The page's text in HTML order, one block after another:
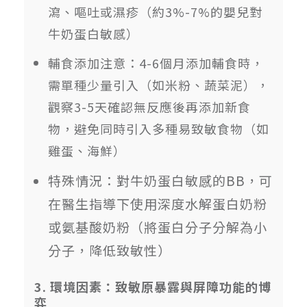
瀉、嘔吐或濕疹（約3%-7%的嬰兒對
牛奶蛋白敏感）
輔食添加注意：4-6個月添加輔食時，
需單種少量引入（如米粉、蔬菜泥），
觀察3-5天確認無反應後再添加新食
物，避免同時引入多種易致敏食物（如
雞蛋、海鮮）
特殊情況：對牛奶蛋白敏感的BB，可
在醫生指導下使用深度水解蛋白奶粉
或氨基酸奶粉（將蛋白分子分解為小
分子，降低致敏性）
3. 環境因素：致敏原暴露與屏障功能的博
弈